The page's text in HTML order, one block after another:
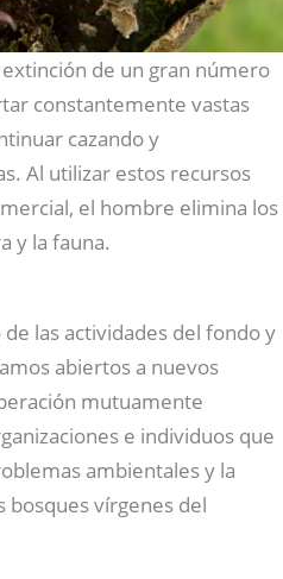
de un gran número
constantemente vastas
cazando y
Al utilizar estos recursos
el hombre elimina los
y la fauna.
las actividades del fondo y
abiertos a nuevos
mutuamente
e individuos que
ambientales y la
bosques vírgenes del